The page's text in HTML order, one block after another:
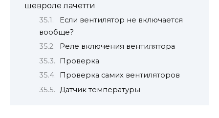
шевроле лачетти
Если вентилятор не включается
вообще?
Реле включения вентилятора
Проверка
Проверка самих вентиляторов
Датчик температуры